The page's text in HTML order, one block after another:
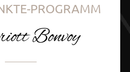
PROGRAMM
Bonvoy